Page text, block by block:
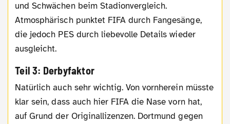
und Schwächen beim Stadionvergleich.
Atmosphärisch punktet FIFA durch Fangesänge,
die jedoch PES durch liebevolle Details wieder
ausgleicht.
Teil 3: Derbyfaktor
Natürlich auch sehr wichtig. Von vornherein müsste
klar sein, dass auch hier FIFA die Nase vorn hat,
auf Grund der Originallizenzen. Dortmund gegen